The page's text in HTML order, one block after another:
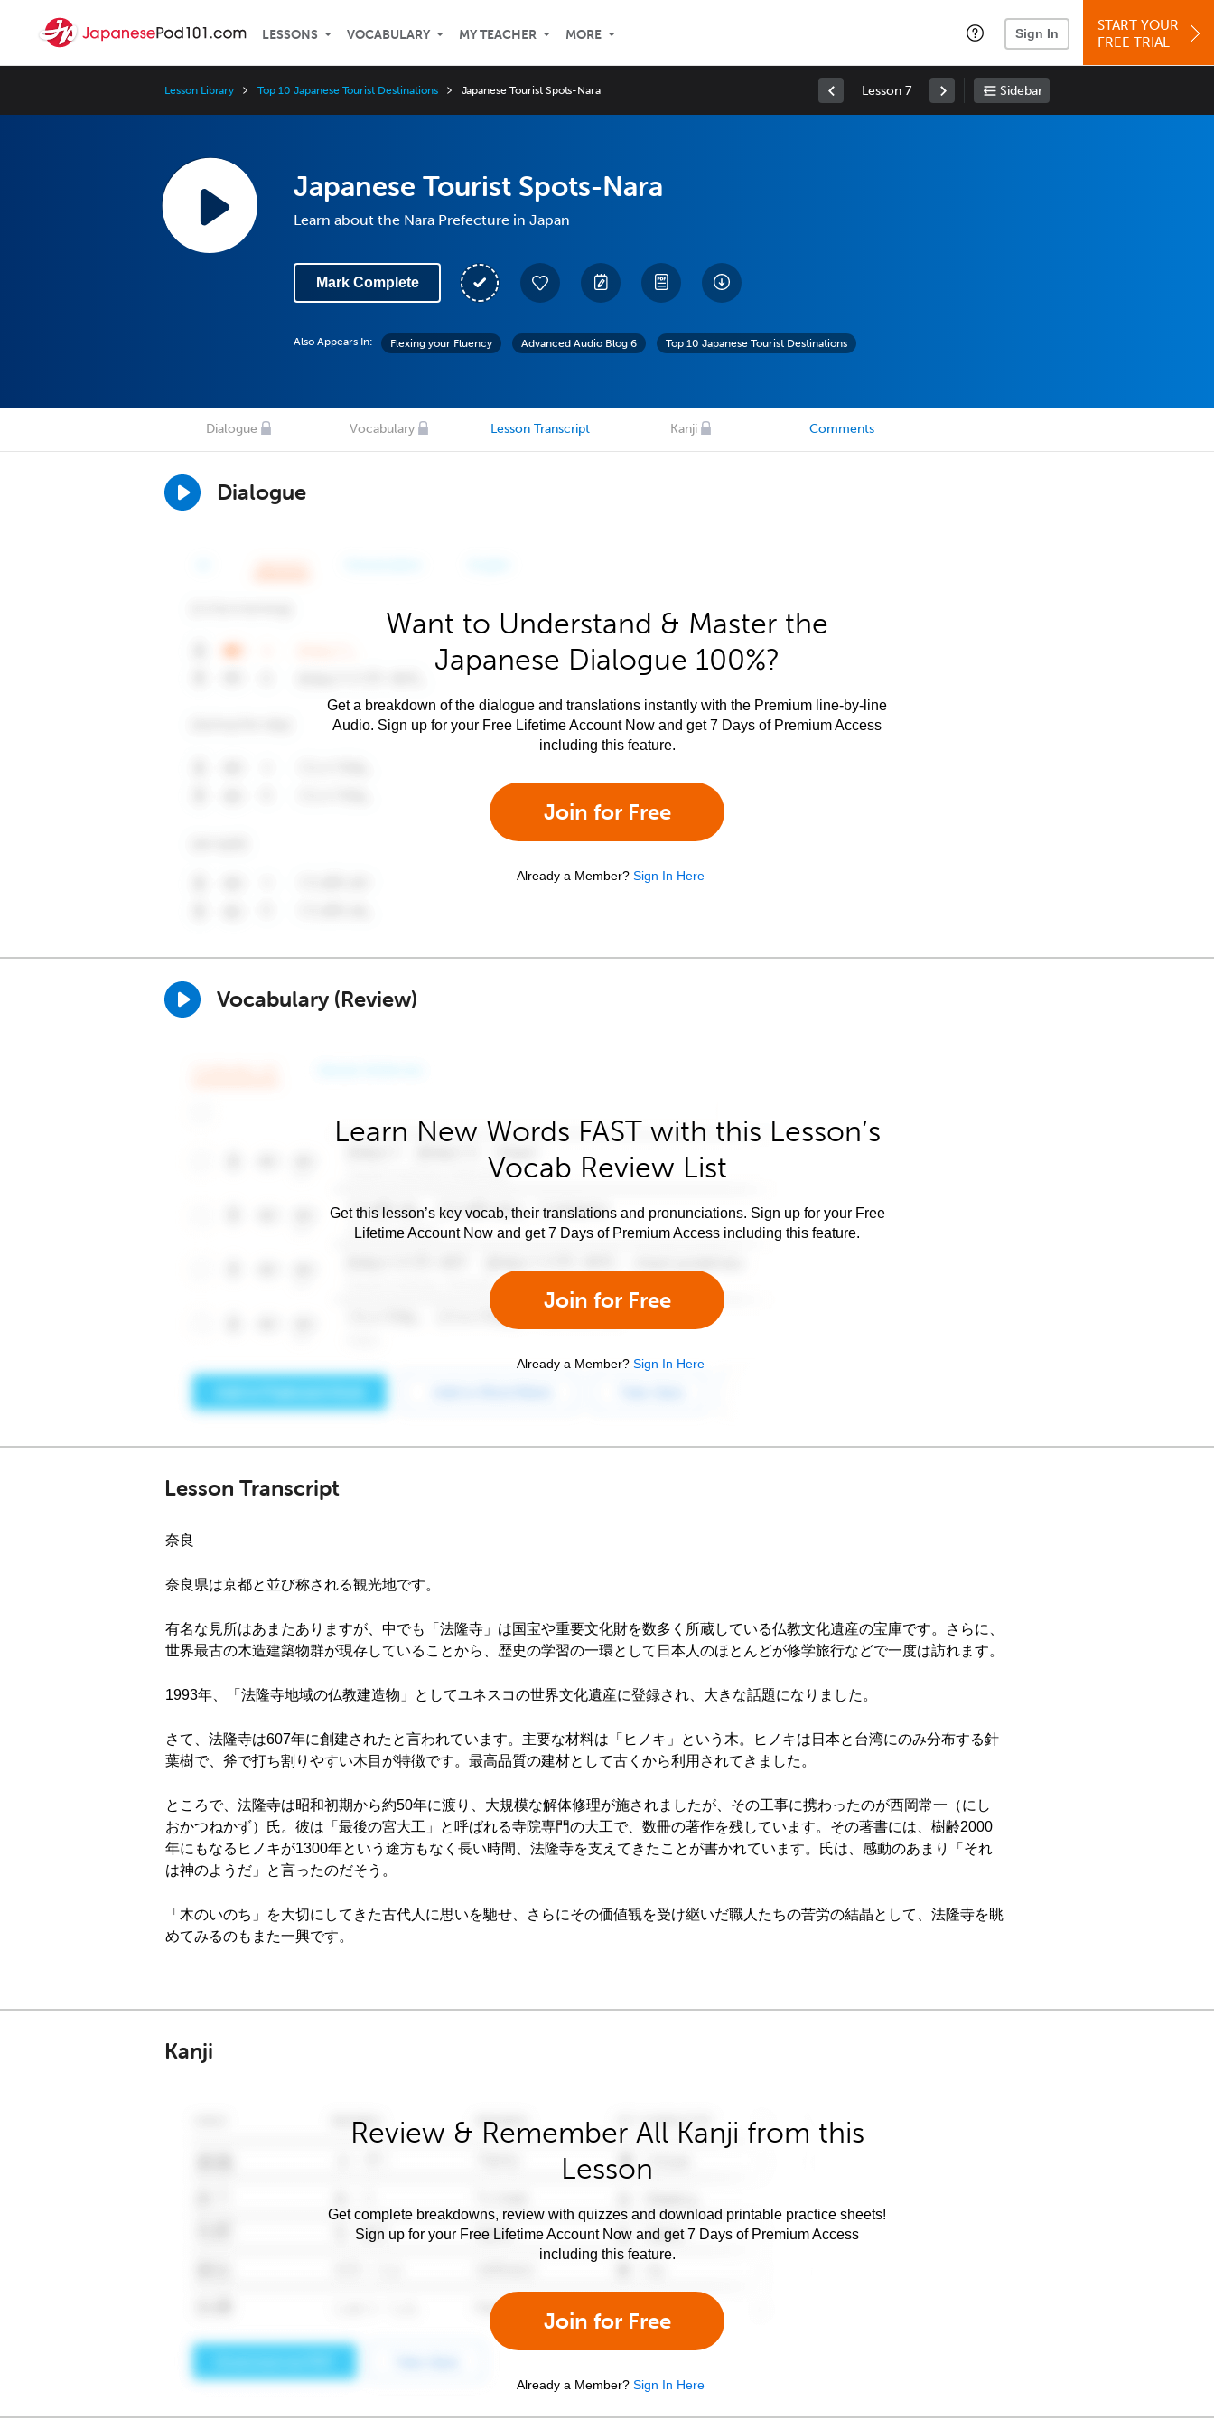
LESSONS VOCABULARY MY TEACHER MORE Sign In
START YOUR
FREE TRIAL
Lesson Library Top 10 Japanese Tourist Destinations Japanese Tourist Spots-Nara Lesson 7 Sidebar
Japanese Tourist Spots-Nara
Learn about the Nara Prefecture in Japan
Mark Complete
Also Appears In: Flexing your Fluency Advanced Audio Blog 6 Top 10 Japanese Tourist Destinations
Dialogue Vocabulary Lesson Transcript Kanji Comments
Dialogue
Want to Understand & Master the
Japanese Dialogue 100%?
Get a breakdown of the dialogue and translations instantly with the Premium line-by-line
Audio. Sign up for your Free Lifetime Account Now and get 7 Days of Premium Access
including this feature.
Join for Free
Already a Member? Sign In Here
Vocabulary (Review)
Learn New Words FAST with this Lesson’s
Vocab Review List
Get this lesson’s key vocab, their translations and pronunciations. Sign up for your Free
Lifetime Account Now and get 7 Days of Premium Access including this feature.
Join for Free
Already a Member? Sign In Here
Lesson Transcript
奈良
奈良県は京都と並び称される観光地です。
有名な見所はあまたありますが、中でも「法隆寺」は国宝や重要文化財を数多く所蔵している仏教文化遺産の宝庫です。さらに、
世界最古の木造建築物群が現存していることから、歴史の学習の一環として日本人のほとんどが修学旅行などで一度は訪れます。
1993年、「法隆寺地域の仏教建造物」としてユネスコの世界文化遺産に登録され、大きな話題になりました。
さて、法隆寺は607年に創建されたと言われています。主要な材料は「ヒノキ」という木。ヒノキは日本と台湾にのみ分布する針
葉樹で、斧で打ち割りやすい木目が特徴です。最高品質の建材として古くから利用されてきました。
ところで、法隆寺は昭和初期から約50年に渡り、大規模な解体修理が施されましたが、その工事に携わったのが西岡常一（にし
おかつねかず）氏。彼は「最後の宮大工」と呼ばれる寺院専門の大工で、数冊の著作を残しています。その著書には、樹齢2000
年にもなるヒノキが1300年という途方もなく長い時間、法隆寺を支えてきたことが書かれています。氏は、感動のあまり「それ
は神のようだ」と言ったのだそう。
「木のいのち」を大切にしてきた古代人に思いを馳せ、さらにその価値観を受け継いだ職人たちの苦労の結晶として、法隆寺を眺
めてみるのもまた一興です。
Kanji
Review & Remember All Kanji from this
Lesson
Get complete breakdowns, review with quizzes and download printable practice sheets!
Sign up for your Free Lifetime Account Now and get 7 Days of Premium Access
including this feature.
Join for Free
Already a Member? Sign In Here